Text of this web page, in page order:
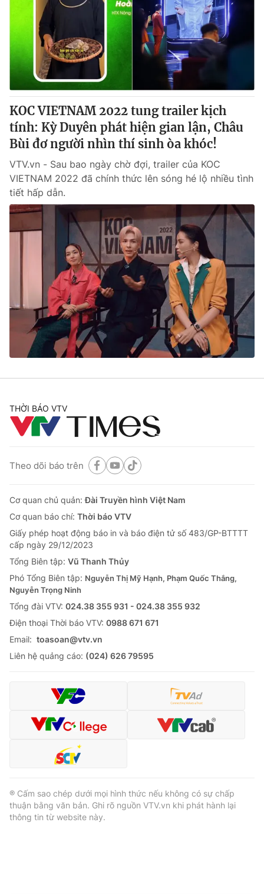
KOC VIETNAM 2022 tung trailer kịch
tính: Kỳ Duyên phát hiện gian lận, Châu
Bùi đơ người nhìn thí sinh òa khóc!
VTV.vn - Sau bao ngày chờ đợi, trailer của KOC
VIETNAM 2022 đã chính thức lên sóng hé lộ nhiều tình
tiết hấp dẫn.
THỜI BÁO VTV
Theo dõi báo trên
Cơ quan chủ quản:Đài Truyền hình Việt Nam
Cơ quan báo chí: Thời báo VTV
Giấy phép hoạt động báo in và báo điện tử số 483/GP-BTTTT
cấp ngày 29/12/2023
Tổng Biên tập: Vũ Thanh Thủy
Phó Tổng Biên tập: Nguyễn Thị Mỹ Hạnh, Phạm Quốc Thắng,
Nguyễn Trọng Ninh
Tổng đài VTV: 024.38 355 931 - 024.38 355 932
Ðiện thoại Thời báo VTV: 0988 671 671
Email: toasoan@vtv.vn
Liên hệ quảng cáo: (024) 626 79595
® Cấm sao chép dưới mọi hình thức nếu không có sự chấp
thuận bằng văn bản. Ghi rõ nguồn VTV.vn khi phát hành lại
thông tin từ website này.